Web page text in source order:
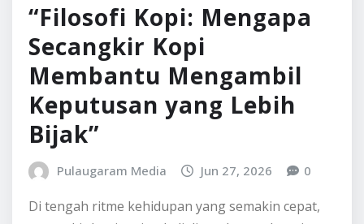
“Filosofi Kopi: Mengapa
Secangkir Kopi
Membantu Mengambil
Keputusan yang Lebih
Bijak”
Pulaugaram Media Jun 27, 2026 0
Di tengah ritme kehidupan yang semakin cepat,